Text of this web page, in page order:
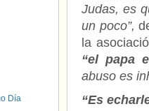
Judas, es
un poco”,
la
“el papa
abuso es
“Es
Día